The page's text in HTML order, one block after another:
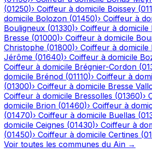
(01250)› Coiffeur à domicile Boissey (
domicile Bolozon (01450)› Coiffeur à
Bouligneux (01330)› Coiffeur à domicile
Bresse (01000)› Coiffeur à domicile
Christophe (01800)› Coiffeur à domicile
Jérôme (01640)› Coiffeur à domicile
Coiffeur à domicile Brégnier-Cordon (
domicile Brénod (01110)› Coiffeur à
(01300)› Coiffeur à domicile Bresse
Coiffeur à domicile Bressolles (01360)›
domicile Brion (01460)› Coiffeur à
(01470)› Coiffeur à domicile Buellas (
domicile Ceignes (01430)› Coiffeur à
(01450)› Coiffeur à domicile Certines (
Voir toutes les communes du Ain →